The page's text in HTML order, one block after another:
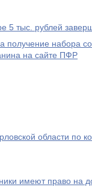
5 тыс. рублей
получение набора
на сайте ПФР
области по
имеют право на